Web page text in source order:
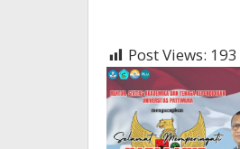
Post Views: 193